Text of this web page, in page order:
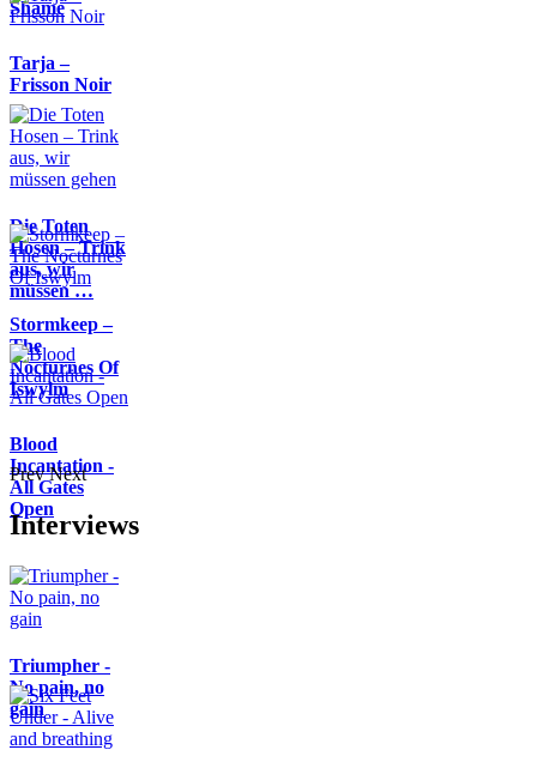
Shame
Tarja –
Frisson Noir
Die Toten
Hosen – Trink
aus, wir
müssen …
Stormkeep –
The
Nocturnes Of
Iswylm
Blood
Incantation -
All Gates
Open
Prev Next
Interviews
Triumpher -
No pain, no
gain